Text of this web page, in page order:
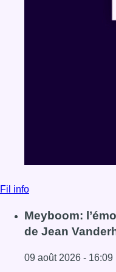
Fil info
Meyboom:
de Jean
09 août 2026 - 16:09